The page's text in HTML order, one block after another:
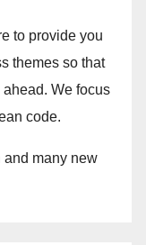
to provide you
themes so that
We focus
code.
and many new